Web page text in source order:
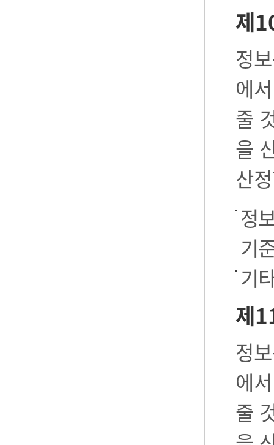
제
정
에
줄
을
산
정
기
기
제
정
에
줄